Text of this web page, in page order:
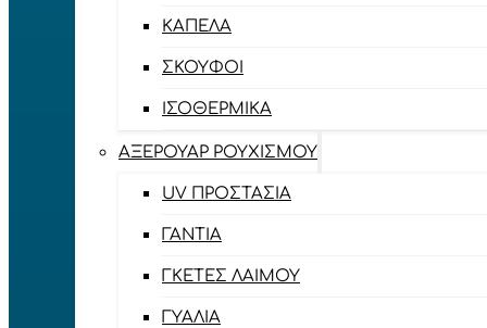
ΚΑΠΈΛΑ
ΣΚΟΎΦΟΙ
ΙΣΟΘΕΡΜΙΚΆ
ΑΞΕΡΟΥΆΡ ΡΟΥΧΙΣΜΟΎ
UV ΠΡΟΣΤΑΣΊΑ
ΓΆΝΤΙΑ
ΓΚΈΤΕΣ ΛΑΊΜΟΥ
ΓΥΑΛΙΆ